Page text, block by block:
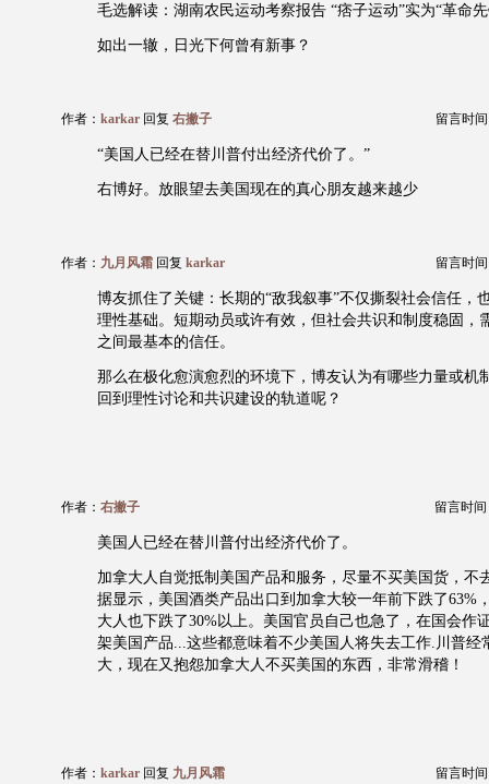
毛选解读：湖南农民运动考察报告 “痞子运动”实为“革命
如出一辙，日光下何曾有新事？
作者： karkar 回复 右撇子 留言时间
“美国人已经在替川普付出经济代价了。”
右博好。放眼望去美国现在的真心朋友越来越少
作者： 九月风霜 回复 karkar 留言时间
博友抓住了关键：长期的“敌我叙事”不仅撕裂社会信任，
理性基础。短期动员或许有效，但社会共识和制度稳固，
之间最基本的信任。
那么在极化愈演愈烈的环境下，博友认为有哪些力量或机
回到理性讨论和共识建设的轨道呢？
作者： 右撇子 留言时间
美国人已经在替川普付出经济代价了。
加拿大人自觉抵制美国产品和服务，尽量不买美国货，不
据显示，美国酒类产品出口到加拿大较一年前下跌了63%
大人也下跌了30%以上。美国官员自己也急了，在国会作
架美国产品...这些都意味着不少美国人将失去工作.川普经
大，现在又抱怨加拿大人不买美国的东西，非常滑稽！
作者： karkar 回复 九月风霜 留言时间